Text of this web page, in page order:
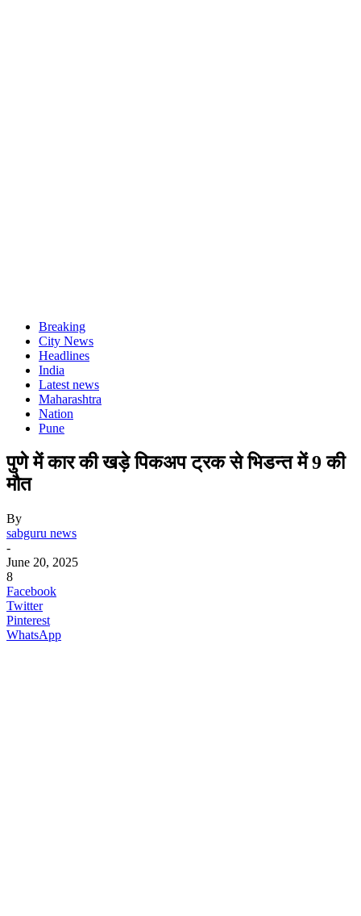
Breaking
City News
Headlines
India
Latest news
Maharashtra
Nation
Pune
पुणे में कार की खड़े पिकअप ट्रक से भिडन्त में 9 की
मौत
By
sabguru news
-
June 20, 2025
8
Facebook
Twitter
Pinterest
WhatsApp